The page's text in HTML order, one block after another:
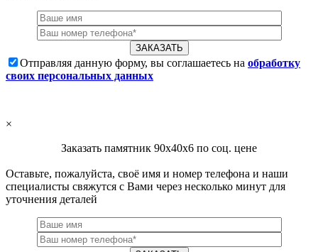
Отправляя данную форму, вы соглашаетесь на обработку
своих персональных данных
×
Заказать памятник 90х40х6 по соц. цене
Оставьте, пожалуйста, своё имя и номер телефона и наши
специалисты свяжутся с Вами через несколько минут для
уточнения деталей